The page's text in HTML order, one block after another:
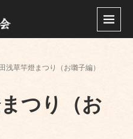
浅草竿燈まつり（お囃子編）
つり（お